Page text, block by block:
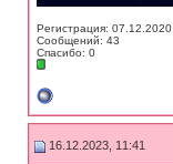
Регистрация: 07.12.2020
Сообщений: 43
Спасибо: 0
16.12.2023, 11:41